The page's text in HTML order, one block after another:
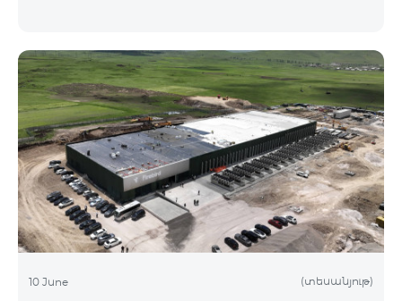
10 June (տեսանյութ)